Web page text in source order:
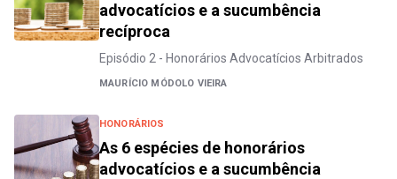
advocatícios e a sucumbência
recíproca
Episódio 2 - Honorários Advocatícios Arbitrados
MAURÍCIO MÓDOLO VIEIRA
HONORÁRIOS
As 6 espécies de honorários
advocatícios e a sucumbência